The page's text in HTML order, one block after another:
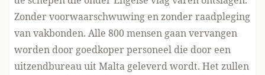
Zonder voorwaarschwuwing en zonder raadpleging
van vakbonden. Alle 800 mensen gaan vervangen
worden door goedkoper personeel die door een
uitzendbureau uit Malta geleverd wordt. Het zullen